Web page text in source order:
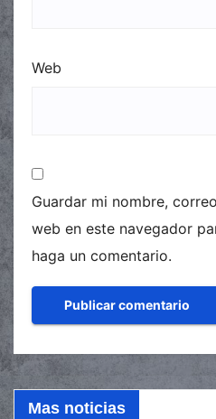
Web
Guardar mi nombre,
web en este navegador
haga un comentario.
Mas noticias